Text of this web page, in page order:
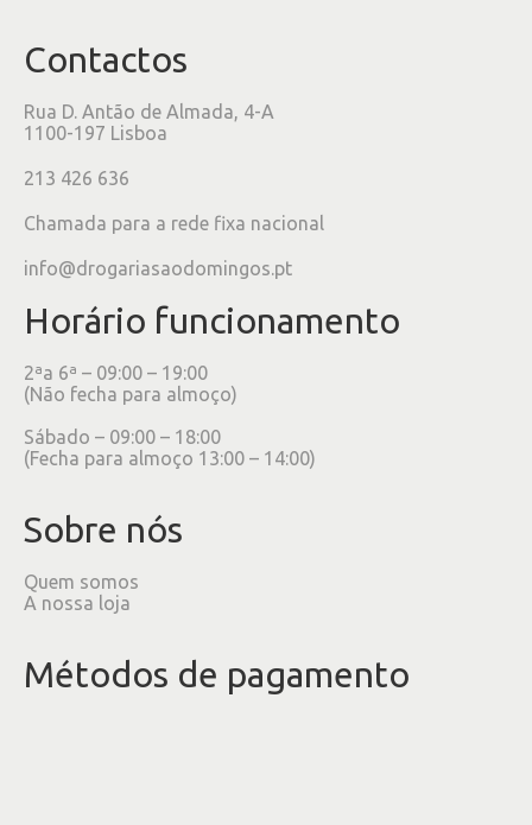
Contactos
Rua D. Antão de Almada, 4-A
1100-197 Lisboa
213 426 636
Chamada para a rede fixa nacional
info@drogariasaodomingos.pt
Horário funcionamento
2ªa 6ª – 09:00 – 19:00
(Não fecha para almoço)
Sábado – 09:00 – 18:00
(Fecha para almoço 13:00 – 14:00)
Sobre nós
Quem somos
A nossa loja
Métodos de pagamento